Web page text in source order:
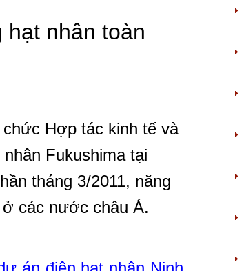
nhân toàn
Hợp tác kinh tế và
Fukushima tại
tháng 3/2011, năng
các nước châu Á.